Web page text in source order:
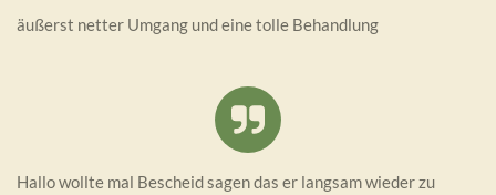
äußerst netter Umgang und eine tolle Behandlung
Hallo wollte mal Bescheid sagen das er langsam wieder zu